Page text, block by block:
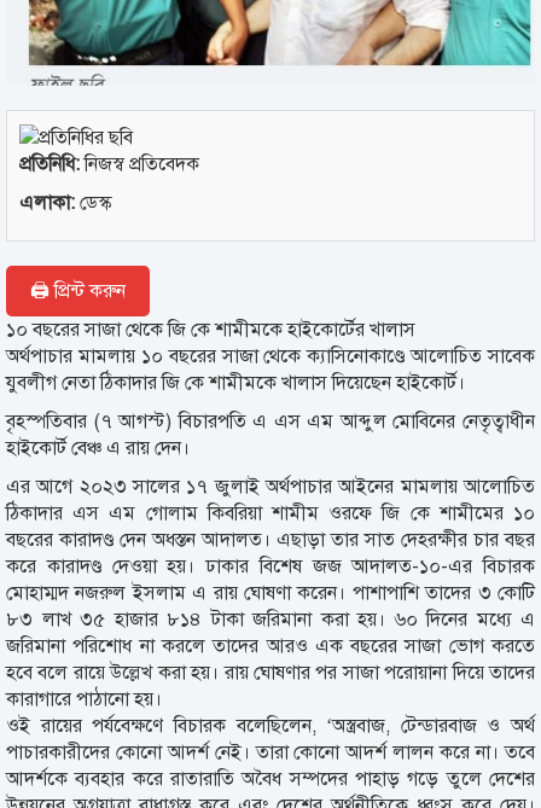
প্রতিনিধি:নিজস্ব প্রতিবেদক
এলাকা: ডেস্ক
🖨 প্রিন্ট করুন
১০ বছরের সাজা থেকে জি কে শামীমকে হাইকোর্টের খালাস
অর্থপাচার মামলায় ১০ বছরের সাজা থেকে ক্যাসিনোকাণ্ডে আলোচিত সাবেক
যুবলীগ নেতা ঠিকাদার জি কে শামীমকে খালাস দিয়েছেন হাইকোর্ট।
বৃহস্পতিবার (৭ আগস্ট) বিচারপতি এ এস এম আব্দুল মোবিনের নেতৃত্বাধীন
হাইকোর্ট বেঞ্চ এ রায় দেন।
এর আগে ২০২৩ সালের ১৭ জুলাই অর্থপাচার আইনের মামলায় আলোচিত
ঠিকাদার এস এম গোলাম কিবরিয়া শামীম ওরফে জি কে শামীমের ১০
বছরের কারাদণ্ড দেন অধস্তন আদালত। এছাড়া তার সাত দেহরক্ষীর চার বছর
করে কারাদণ্ড দেওয়া হয়। ঢাকার বিশেষ জজ আদালত-১০-এর বিচারক
মোহাম্মদ নজরুল ইসলাম এ রায় ঘোষণা করেন। পাশাপাশি তাদের ৩ কোটি
৮৩ লাখ ৩৫ হাজার ৮১৪ টাকা জরিমানা করা হয়। ৬০ দিনের মধ্যে এ
জরিমানা পরিশোধ না করলে তাদের আরও এক বছরের সাজা ভোগ করতে
হবে বলে রায়ে উল্লেখ করা হয়। রায় ঘোষণার পর সাজা পরোয়ানা দিয়ে তাদের
কারাগারে পাঠানো হয়।
ওই রায়ের পর্যবেক্ষণে বিচারক বলেছিলেন, ‘অস্ত্রবাজ, টেন্ডারবাজ ও অর্থ
পাচারকারীদের কোনো আদর্শ নেই। তারা কোনো আদর্শ লালন করে না। তবে
আদর্শকে ব্যবহার করে রাতারাতি অবৈধ সম্পদের পাহাড় গড়ে তুলে দেশের